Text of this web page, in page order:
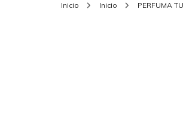
Inicio Inicio PERFUMA